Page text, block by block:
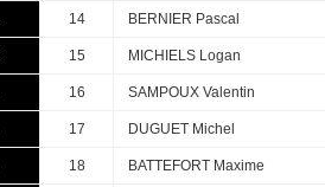
14 BERNIER Pascal
15 MICHIELS Logan
16 SAMPOUX Valentin
17 DUGUET Michel
18 BATTEFORT Maxime